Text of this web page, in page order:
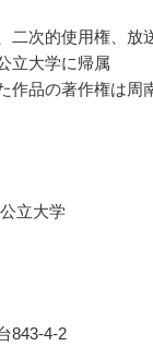
二次的使用権、放
立大学に帰属
作品の著作権は周
立大学
843-4-2